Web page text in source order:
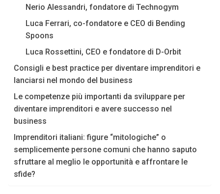
Nerio Alessandri, fondatore di Technogym
Luca Ferrari, co-fondatore e CEO di Bending
Spoons
Luca Rossettini, CEO e fondatore di D-Orbit
Consigli e best practice per diventare imprenditori e
lanciarsi nel mondo del business
Le competenze più importanti da sviluppare per
diventare imprenditori e avere successo nel
business
Imprenditori italiani: figure “mitologiche” o
semplicemente persone comuni che hanno saputo
sfruttare al meglio le opportunità e affrontare le
sfide?